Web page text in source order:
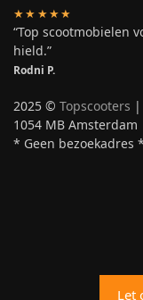
Let
★★★★★
“Top scootmobielen
hield.”
Rodni P.
2025 © Topscooters |
1054 MB Amsterdam
* Geen bezoekadres *